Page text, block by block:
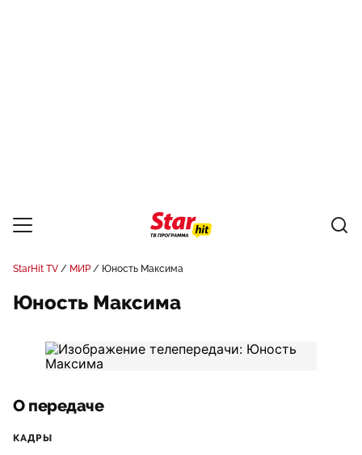
StarHit TV МИР Юность Максима
Юность Максима
О передаче
КАДРЫ